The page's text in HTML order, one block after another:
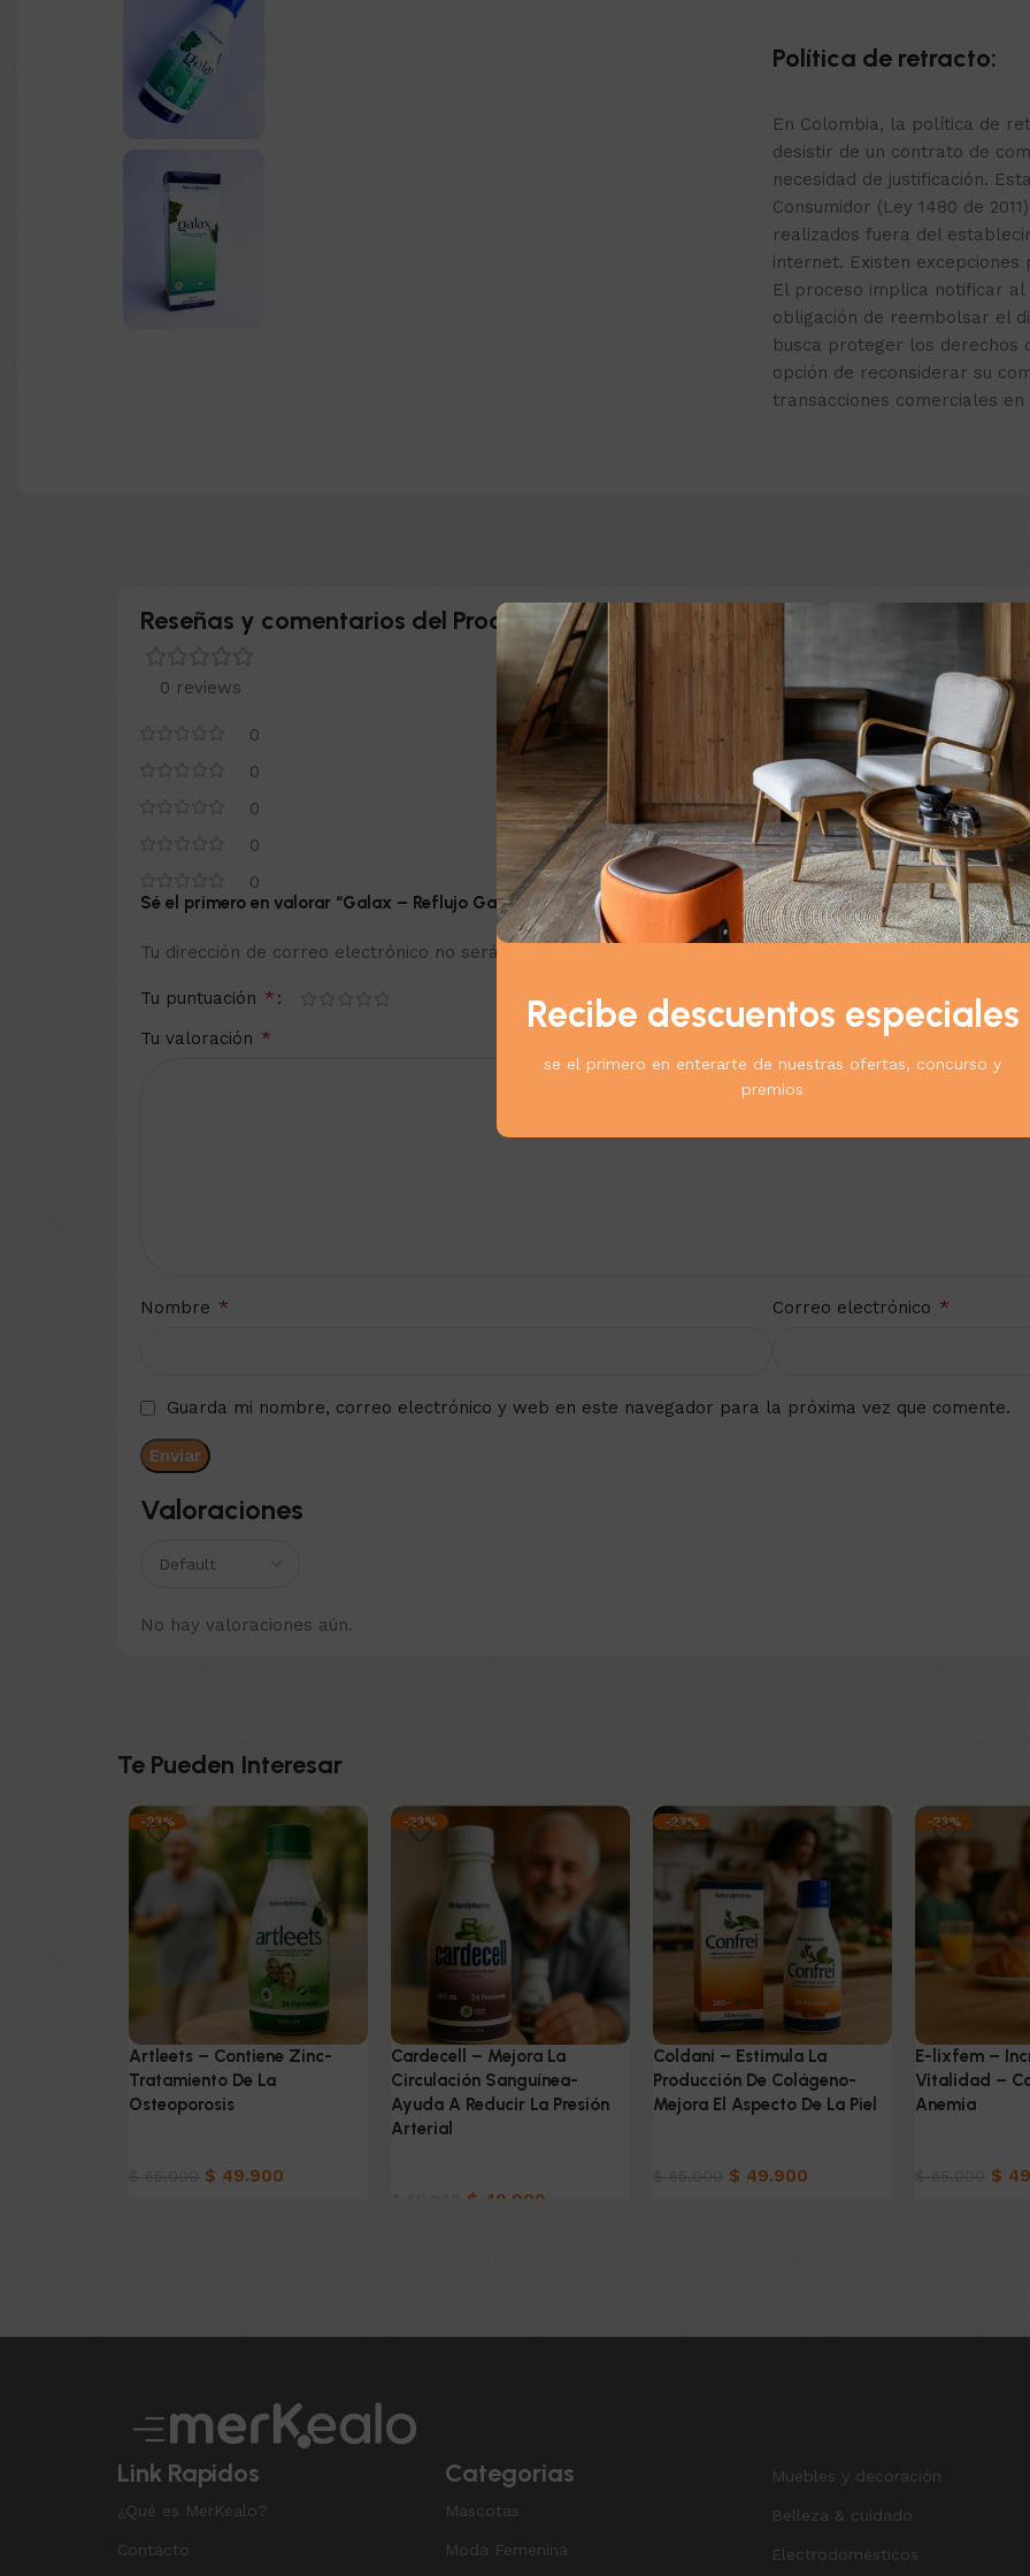
Recibe descuentos especiales
se el primero en enterarte de nuestras ofertas, concurso y
premios
Política de retracto:
En Colombia, la política de
desistir de un contrato de
necesidad de justificación.
Consumidor (Ley 1480 de
realizados fuera del
internet. Existen
El proceso implica notificar
obligación de reembolsar el
busca proteger los derechos
opción de reconsiderar su
transacciones comerciales en
Reseñas y comentarios del Producto:
0 reviews
0
0
0
0
0
Valoraciones
No hay valoraciones aún.
Sé el primero en valorar “Galax – Reflujo Gastrico- Ardor Estomacal”
Tu dirección de correo electrónico no será publicada.
Tu puntuación *
Tu valoración *
Nombre * Correo electrónico *
Guarda mi nombre, correo electrónico y web en este navegador para la próxima vez que comente.
Te Pueden Interesar
-23%
Artleets – Contiene Zinc-
Tratamiento De La
Osteoporosis
$ 49.900
-23%
Cardecell – Mejora La
Circulación Sanguínea-
Ayuda A Reducir La Presión
Arterial
$ 49.900
-23%
Coldani – Estimula La
Producción De Colágeno-
Mejora El Aspecto De La Piel
$ 49.900
-23%
E-lixfem –
Vitalidad –
Anemia
$
Link Rapidos
¿Qué es MerKealo?
Contacto
Categorias
Mascotas
Moda Femenina
Muebles y decoración
Belleza & cuidado
Electrodomésticos